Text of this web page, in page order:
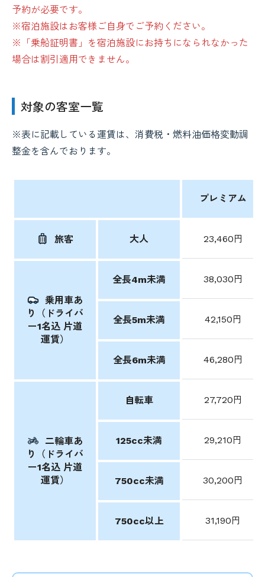
予約が必要です。
※宿泊施設はお客様ご自身でご予約ください。
※「乗船証明書」を宿泊施設にお持ちになられなかった
場合は割引適用できません。
対象の客室一覧
※表に記載している運賃は、消費税・燃料油価格変動調
整金を含んでおります。
プレミアム
旅客 大人 23,460円
乗用車あ
り（ドライバ
ー1名込 片道
運賃）
全長4m未満 38,030円
全長5m未満 42,150円
全長6m未満 46,280円
二輪車あ
り（ドライバ
ー1名込 片道
運賃）
自転車 27,720円
125cc未満 29,210円
750cc未満 30,200円
750cc以上 31,190円